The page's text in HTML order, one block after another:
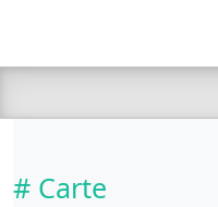
# Carte